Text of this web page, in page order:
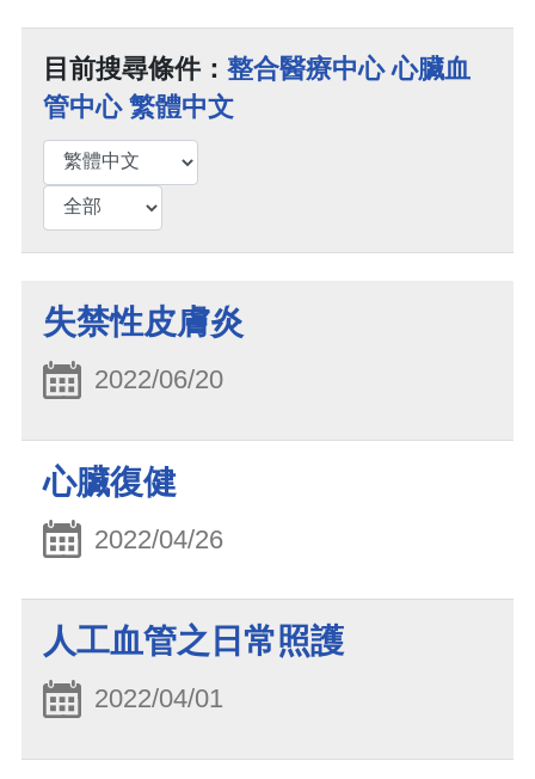
目前搜尋條件： 整合醫療中心 心臟血
管中心 繁體中文
失禁性皮膚炎
2022/06/20
心臟復健
2022/04/26
人工血管之日常照護
2022/04/01